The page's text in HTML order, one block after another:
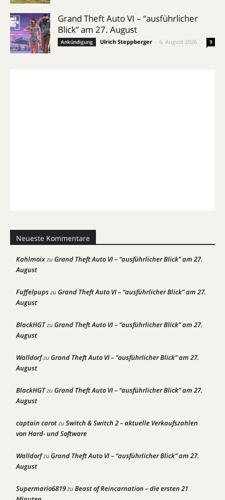
Grand Theft Auto VI – “ausführlicher
Blick” am 27. August
Ankündigung Ulrich Steppberger 6. August 2026 9
Neueste Kommentare
KahlmoixzuGrand Theft Auto VI – “ausführlicher Blick” am 27.
August
FuffelpupszuGrand Theft Auto VI – “ausführlicher Blick” am 27.
August
BlackHGTzuGrand Theft Auto VI – “ausführlicher Blick” am 27.
August
WalldorfzuGrand Theft Auto VI – “ausführlicher Blick” am 27.
August
BlackHGTzuGrand Theft Auto VI – “ausführlicher Blick” am 27.
August
captain carotzuSwitch & Switch 2 – aktuelle Verkaufszahlen
von Hard- und Software
WalldorfzuGrand Theft Auto VI – “ausführlicher Blick” am 27.
August
Supermario6819zuBeast of Reincarnation – die ersten 21